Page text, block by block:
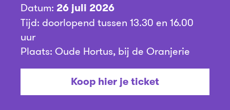
Datum: 26 juli 2026
Tijd: doorlopend tussen 13.30 en 16.00
uur
Plaats: Oude Hortus, bij de Oranjerie
Koop hier je ticket